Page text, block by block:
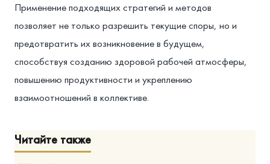
Применение подходящих стратегий и методов
позволяет не только разрешить текущие споры, но и
предотвратить их возникновение в будущем,
способствуя созданию здоровой рабочей атмосферы,
повышению продуктивности и укреплению
взаимоотношений в коллективе.
Читайте также